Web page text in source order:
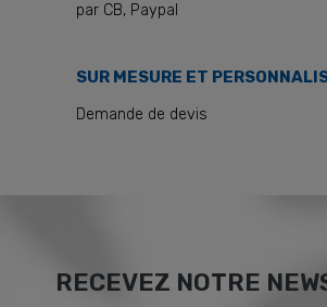
par CB, Paypal
SUR MESURE ET
Demande de devis
RECEVEZ NOTRE